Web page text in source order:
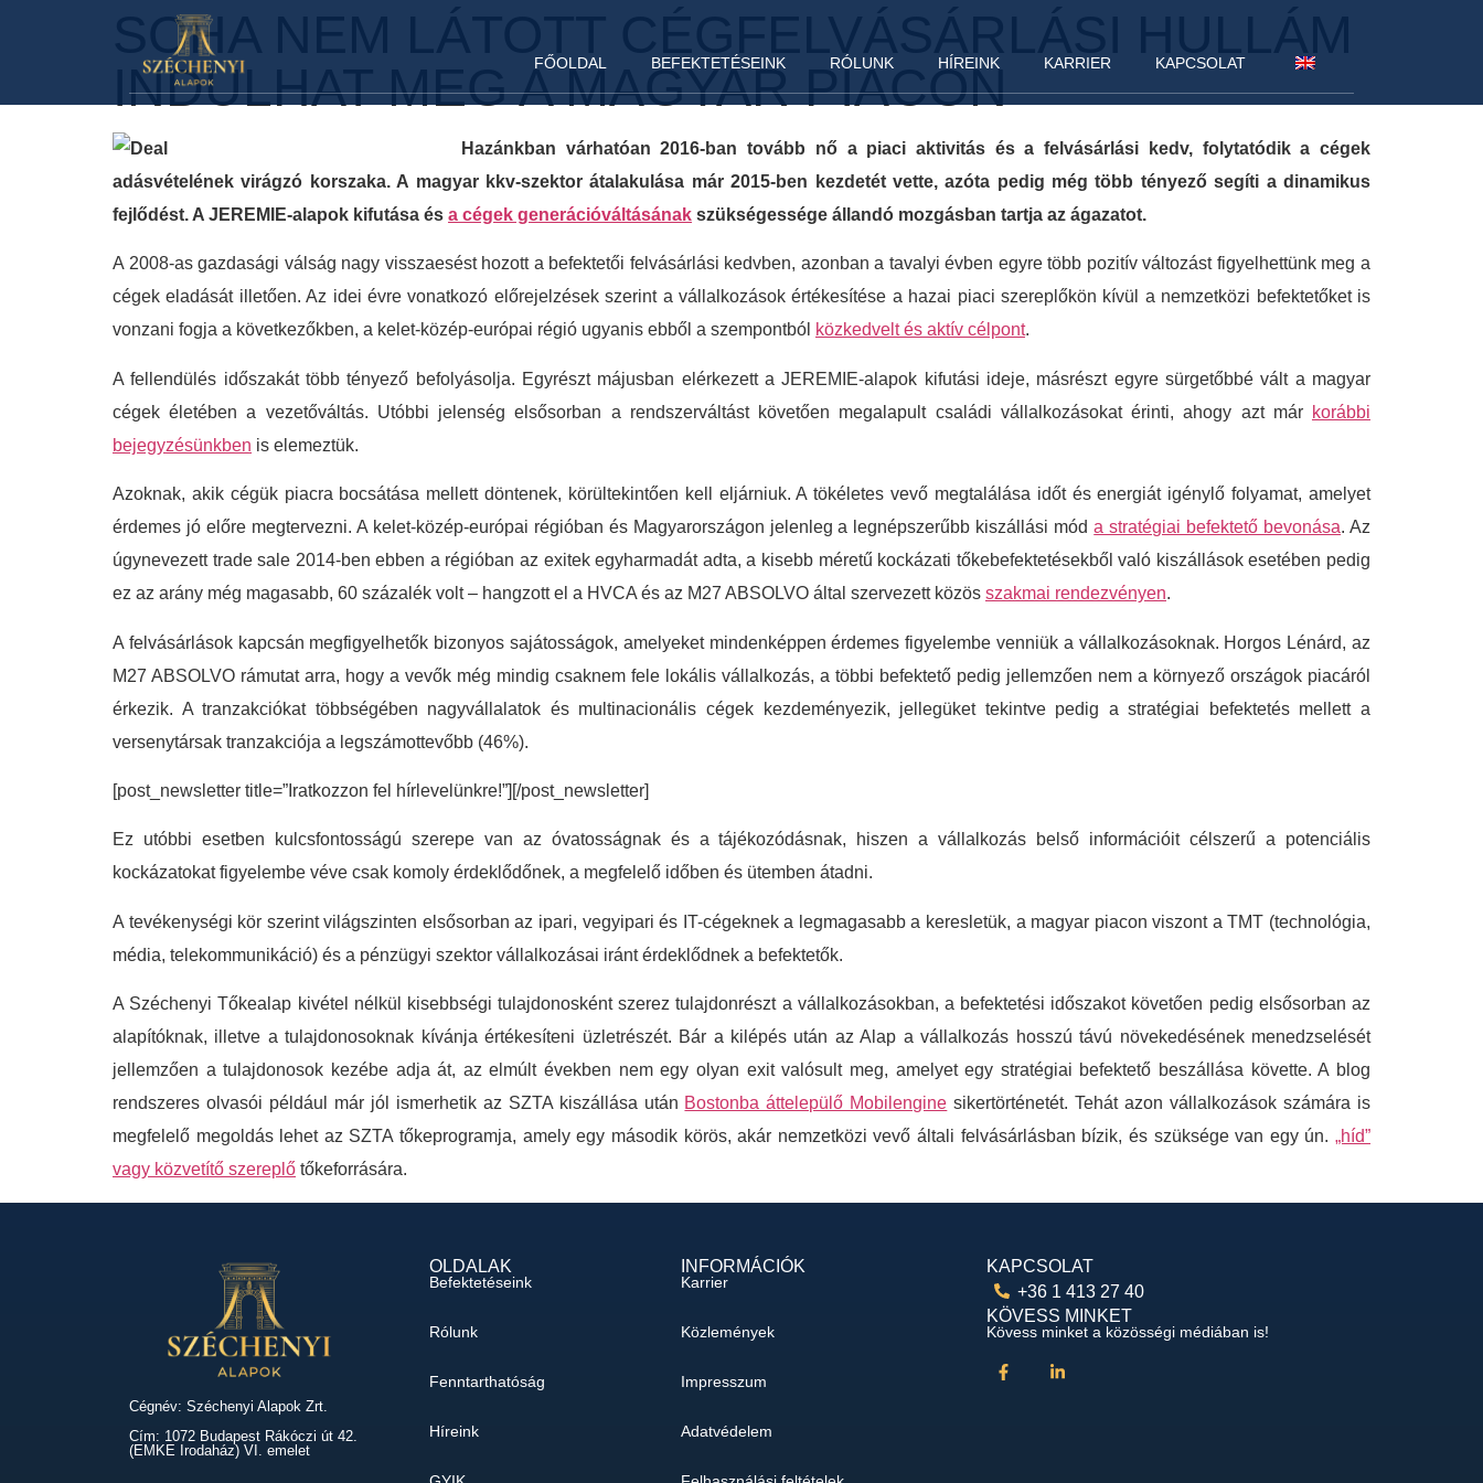
FŐOLDAL BEFEKTETÉSEINK RÓLUNK HÍREINK KARRIER KAPCSOLAT
SOHA NEM LÁTOTT CÉGFELVÁSÁRLÁSI HULLÁM
INDULHAT MEG A MAGYAR PIACON
Hazánkban várhatóan 2016-ban tovább nő a piaci aktivitás és a felvásárlási kedv, folytatódik a cégek
adásvételének virágzó korszaka. A magyar kkv-szektor átalakulása már 2015-ben kezdetét vette, azóta pedig még több tényező segíti a dinamikus
fejlődést. A JEREMIE-alapok kifutása és a cégek generációváltásának szükségessége állandó mozgásban tartja az ágazatot.
A 2008-as gazdasági válság nagy visszaesést hozott a befektetői felvásárlási kedvben, azonban a tavalyi évben egyre több pozitív változást figyelhettünk meg a
cégek eladását illetően. Az idei évre vonatkozó előrejelzések szerint a vállalkozások értékesítése a hazai piaci szereplőkön kívül a nemzetközi befektetőket is
vonzani fogja a következőkben, a kelet-közép-európai régió ugyanis ebből a szempontból közkedvelt és aktív célpont.
A fellendülés időszakát több tényező befolyásolja. Egyrészt májusban elérkezett a JEREMIE-alapok kifutási ideje, másrészt egyre sürgetőbbé vált a magyar
cégek életében a vezetőváltás. Utóbbi jelenség elsősorban a rendszerváltást követően megalapult családi vállalkozásokat érinti, ahogy azt már korábbi
bejegyzésünkben is elemeztük.
Azoknak, akik cégük piacra bocsátása mellett döntenek, körültekintően kell eljárniuk. A tökéletes vevő megtalálása időt és energiát igénylő folyamat, amelyet
érdemes jó előre megtervezni. A kelet-közép-európai régióban és Magyarországon jelenleg a legnépszerűbb kiszállási móda stratégiai befektető bevonása. Az
úgynevezett trade sale 2014-ben ebben a régióban az exitek egyharmadát adta, a kisebb méretű kockázati tőkebefektetésekből való kiszállások esetében pedig
ez az arány még magasabb, 60 százalék volt – hangzott el a HVCA és az M27 ABSOLVO által szervezett közös szakmai rendezvényen.
A felvásárlások kapcsán megfigyelhetők bizonyos sajátosságok, amelyeket mindenképpen érdemes figyelembe venniük a vállalkozásoknak. Horgos Lénárd, az
M27 ABSOLVO rámutat arra, hogy a vevők még mindig csaknem fele lokális vállalkozás, a többi befektető pedig jellemzően nem a környező országok piacáról
érkezik. A tranzakciókat többségében nagyvállalatok és multinacionális cégek kezdeményezik, jellegüket tekintve pedig a stratégiai befektetés mellett a
versenytársak tranzakciója a legszámottevőbb (46%).
[post_newsletter title=”Iratkozzon fel hírlevelünkre!”][/post_newsletter]
Ez utóbbi esetben kulcsfontosságú szerepe van az óvatosságnak és a tájékozódásnak, hiszen a vállalkozás belső információit célszerű a potenciális
kockázatokat figyelembe véve csak komoly érdeklődőnek, a megfelelő időben és ütemben átadni.
A tevékenységi kör szerint világszinten elsősorban az ipari, vegyipari és IT-cégeknek a legmagasabb a keresletük, a magyar piacon viszont a TMT (technológia,
média, telekommunikáció) és a pénzügyi szektor vállalkozásai iránt érdeklődnek a befektetők.
A Széchenyi Tőkealap kivétel nélkül kisebbségi tulajdonosként szerez tulajdonrészt a vállalkozásokban, a befektetési időszakot követően pedig elsősorban az
alapítóknak, illetve a tulajdonosoknak kívánja értékesíteni üzletrészét. Bár a kilépés után az Alap a vállalkozás hosszú távú növekedésének menedzselését
jellemzően a tulajdonosok kezébe adja át, az elmúlt években nem egy olyan exit valósult meg, amelyet egy stratégiai befektető beszállása követte. A blog
rendszeres olvasói például már jól ismerhetik az SZTA kiszállása után Bostonba áttelepülő Mobilengine sikertörténetét. Tehát azon vállalkozások számára is
megfelelő megoldás lehet az SZTA tőkeprogramja, amely egy második körös, akár nemzetközi vevő általi felvásárlásban bízik, és szüksége van egy ún. „híd”
vagy közvetítő szereplő tőkeforrására.
Cégnév: Széchenyi Alapok Zrt.
Cím: 1072 Budapest Rákóczi út 42.
(EMKE Irodaház) VI. emelet
OLDALAK
Befektetéseink
Rólunk
Fenntarthatóság
Híreink
INFORMÁCIÓK
Karrier
Közlemények
Impresszum
Adatvédelem
KAPCSOLAT
+36 1 413 27 40
KÖVESS MINKET
Kövess minket a közösségi médiában is!